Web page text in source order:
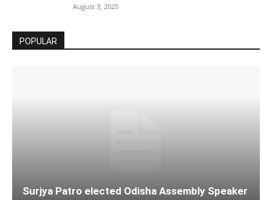
August 3, 2025
POPULAR
Surjya Patro elected Odisha Assembly Speaker